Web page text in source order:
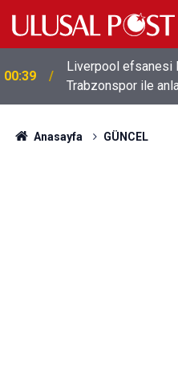
00:39
Liverpool efsanesi
Trabzonspor ile
Anasayfa GÜNCEL